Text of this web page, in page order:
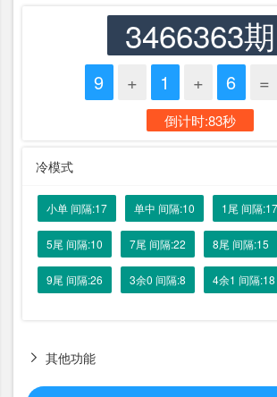
3466363期
9 + 1 + 6 =
倒计时:83秒
冷模式
小单 间隔:17 单中 间隔:10 1尾 间隔:17
5尾 间隔:10 7尾 间隔:22 8尾 间隔:15
9尾 间隔:26 3余0 间隔:8 4余1 间隔:18
其他功能
